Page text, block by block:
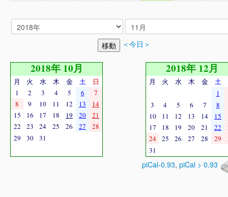
＜今日＞
2018年 10月
月 火 水 木 金 土
日
1
2 3 4 5 6
7
8
9 10 11 12 13
14
15
16 17 18 19 20
21
22
23 24 25 26 27
28
29
30 31
2018年 12月
月 火 水 木 金 土
1
3
4 5 6 7
8
10
11 12 13 14 15
17
18 19 20 21 22
24
25 26 27 28 29
31
piCal-0.93, piCal > 0.93